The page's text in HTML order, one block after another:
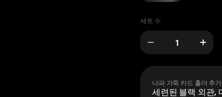
세트 수
나파 가죽 카드 홀더 추가
세련된 블랙 외관,